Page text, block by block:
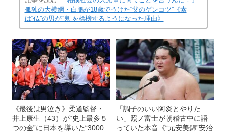
孤独の大横綱・白鵬が18歳でうけた“父のゲンコツ”《素
は“仏”の男が“鬼”を標榜するようになった理由》
《最後は男泣き》柔道監督・
井上康生（43）が“史上最多５
つの金”に日本を導いた“3000
「調子のいい阿炎とやりた
い」照ノ富士が朝稽古中に語
っていた本音《“元安美錦”安治